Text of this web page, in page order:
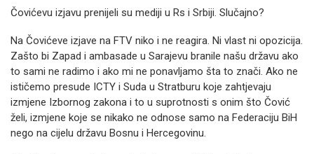
Čovićevu izjavu prenijeli su mediji u Rs i Srbiji. Slučajno?
Na Čovićeve izjave na FTV niko i ne reagira. Ni vlast ni opozicija.
Zašto bi Zapad i ambasade u Sarajevu branile našu državu ako
to sami ne radimo i ako mi ne ponavljamo šta to znači. Ako ne
ističemo presude ICTY i Suda u Stratburu koje zahtjevaju
izmjene Izbornog zakona i to u suprotnosti s onim što Čović
želi, izmjene koje se nikako ne odnose samo na Federaciju BiH
nego na cijelu državu Bosnu i Hercegovinu.